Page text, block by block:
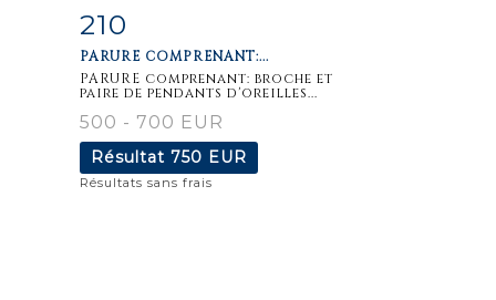
Fiche
210
PARURE COMPRENANT:...
PARURE comprenant: broche et
paire de pendants d'oreilles...
500 - 700 EUR
Résultat 750 EUR
Résultats sans frais